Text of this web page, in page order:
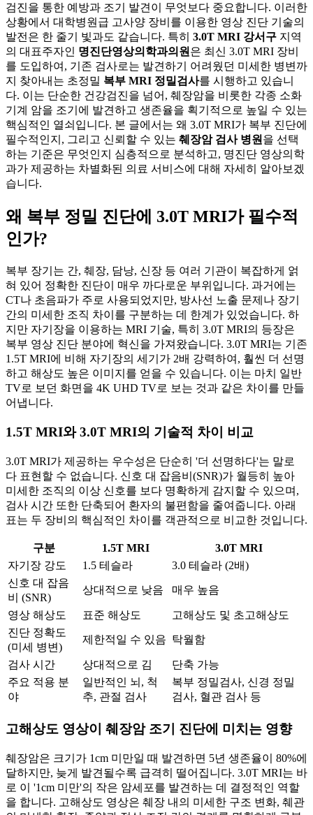
검진을 통한 예방과 조기 발견이 무엇보다 중요합니다. 이러한
상황에서 대학병원급 고사양 장비를 이용한 영상 진단 기술의
발전은 한 줄기 빛과도 같습니다. 특히 3.0T MRI 강서구 지역
의 대표주자인 명진단영상의학과의원 은 최신 3.0T MRI 장비
를 도입하여, 기존 검사로는 발견하기 어려웠던 미세한 병변까
지 찾아내는 초정밀 복부 MRI 정밀검사를 시행하고 있습니
다. 이는 단순한 건강검진을 넘어, 췌장암을 비롯한 각종 소화
기계 암을 조기에 발견하고 생존율을 획기적으로 높일 수 있는
핵심적인 열쇠입니다. 본 글에서는 왜 3.0T MRI가 복부 진단에
필수적인지, 그리고 신뢰할 수 있는 췌장암 검사 병원 을 선택
하는 기준은 무엇인지 심층적으로 분석하고, 명진단 영상의학
과가 제공하는 차별화된 의료 서비스에 대해 자세히 알아보겠
습니다.
왜 복부 정밀 진단에 3.0T MRI가 필수적
인가?
복부 장기는 간, 췌장, 담낭, 신장 등 여러 기관이 복잡하게 얽
혀 있어 정확한 진단이 매우 까다로운 부위입니다. 과거에는
CT나 초음파가 주로 사용되었지만, 방사선 노출 문제나 장기
간의 미세한 조직 차이를 구분하는 데 한계가 있었습니다. 하
지만 자기장을 이용하는 MRI 기술, 특히 3.0T MRI의 등장은
복부 영상 진단 분야에 혁신을 가져왔습니다. 3.0T MRI는 기존
1.5T MRI에 비해 자기장의 세기가 2배 강력하여, 훨씬 더 선명
하고 해상도 높은 이미지를 얻을 수 있습니다. 이는 마치 일반
TV로 보던 화면을 4K UHD TV로 보는 것과 같은 차이를 만들
어냅니다.
1.5T MRI와 3.0T MRI의 기술적 차이 비교
3.0T MRI가 제공하는 우수성은 단순히 '더 선명하다'는 말로
다 표현할 수 없습니다. 신호 대 잡음비(SNR)가 월등히 높아
미세한 조직의 이상 신호를 보다 명확하게 감지할 수 있으며,
검사 시간 또한 단축되어 환자의 불편함을 줄여줍니다. 아래
표는 두 장비의 핵심적인 차이를 객관적으로 비교한 것입니다.
구분 1.5T MRI
3.0T MRI
자기장 강도
1.5 테슬라
3.0 테슬라 (2배)
신호 대 잡음
비 (SNR)
상대적으로 낮음 매우 높음
영상 해상도 표준 해상도
고해상도 및 초고해상도
진단 정확도
(미세 병변)
제한적일 수 있음 탁월함
검사 시간 상대적으로 김
단축 가능
주요 적용 분
야
일반적인 뇌, 척
추, 관절 검사
복부 정밀검사, 신경 정밀
검사, 혈관 검사 등
고해상도 영상이 췌장암 조기 진단에 미치는 영향
췌장암은 크기가 1cm 미만일 때 발견하면 5년 생존율이 80%에
달하지만, 늦게 발견될수록 급격히 떨어집니다. 3.0T MRI는 바
로 이 '1cm 미만'의 작은 암세포를 발견하는 데 결정적인 역할
을 합니다. 고해상도 영상은 췌장 내의 미세한 구조 변화, 췌관